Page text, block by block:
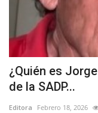
¿Quién es
de la SADP...
Editora Febrero 18, 2026